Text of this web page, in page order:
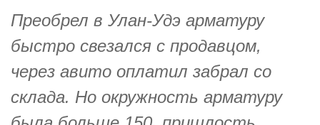
Преобрел в Улан-Удэ арматуру
быстро свезался с продавцом,
через авито оплатил забрал со
склада. Но окружность арматуру